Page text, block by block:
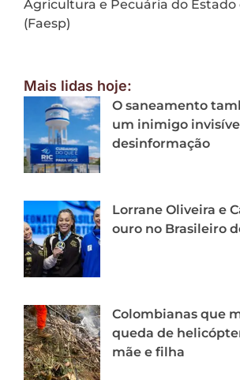
Agricultura e Pecuária do Estado
(Faesp)
Mais lidas hoje:
O saneamento
um inimigo
desinformação
Lorrane Oliveira e
ouro no Brasileiro
Colombianas que
queda de
mãe e filha